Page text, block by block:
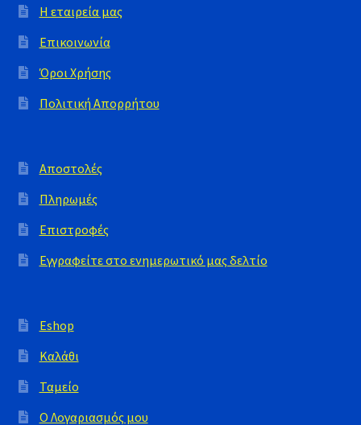
Η εταιρεία μας
Επικοινωνία
Όροι Χρήσης
Πολιτική Απορρήτου
Αποστολές
Πληρωμές
Επιστροφές
Εγγραφείτε στο ενημερωτικό μας δελτίο
Eshop
Καλάθι
Ταμείο
Ο Λογαριασμός μου